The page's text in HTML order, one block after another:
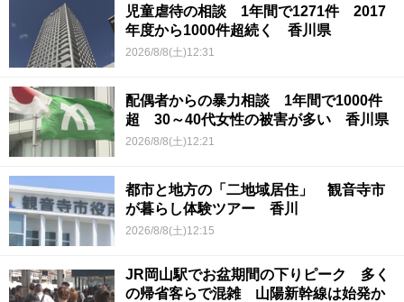
児童虐待の相談 1年間で1271件 2017
年度から1000件超続く 香川県
2026/8/8(土)12:31
配偶者からの暴力相談 1年間で1000件
超 30～40代女性の被害が多い 香川県
2026/8/8(土)12:21
都市と地方の「二地域居住」 観音寺市
が暮らし体験ツアー 香川
2026/8/8(土)12:15
JR岡山駅でお盆期間の下りピーク 多く
の帰省客らで混雑 山陽新幹線は始発か